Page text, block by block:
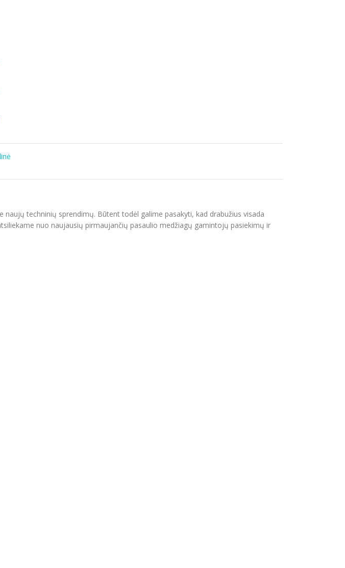
techninių sprendimų. Būtent todėl galime pasakyti, kad drabužius visada
nuo naujausių pirmaujančių pasaulio medžiagų gamintojų pasiekimų ir